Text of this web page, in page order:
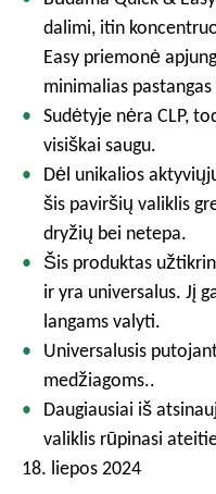
dalimi, itin
Easy priemonė
minimalias
Sudėtyje nėra CLP,
visiškai saugu.
Dėl unikalios
šis paviršių valiklis
dryžių bei netepa.
Šis produktas
ir yra universalus. Jį
langams valyti.
Universalusis
medžiagoms..
Daugiausiai iš
valiklis rūpinasi
18. liepos 2024